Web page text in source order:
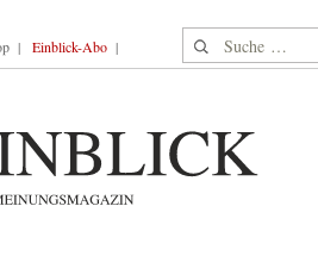
Einblick-Abo Suche nach: